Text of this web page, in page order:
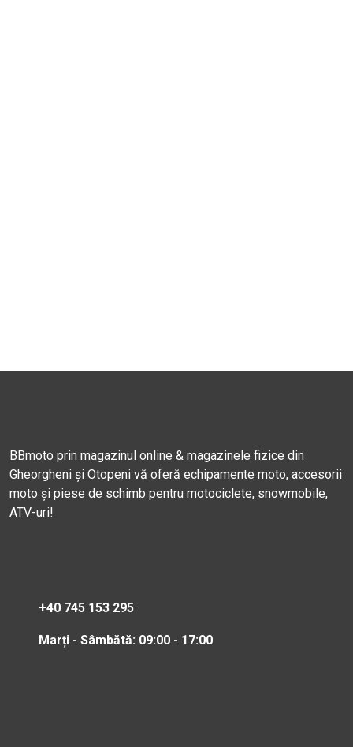
BBmoto prin magazinul online & magazinele fizice din
Gheorgheni și Otopeni vă oferă echipamente moto, accesorii
moto și piese de schimb pentru motociclete, snowmobile,
ATV-uri!
+40 745 153 295
Marți - Sâmbătă: 09:00 - 17:00